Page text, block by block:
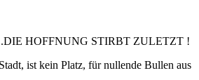
HOFFNUNG STIRBT ZULETZT !
ist kein Platz, für nullende Bullen aus